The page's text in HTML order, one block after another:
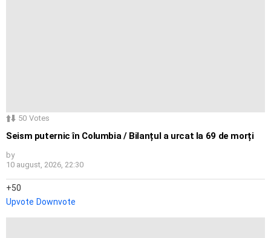
50 Votes
Seism puternic în Columbia / Bilanțul a urcat la 69 de morți
by
10 august, 2026, 22:30
50
Upvote Downvote